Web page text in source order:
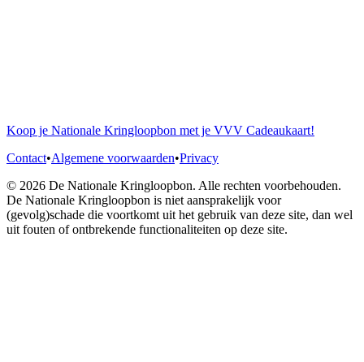
Koop je Nationale Kringloopbon met je VVV Cadeaukaart!
Contact•Algemene voorwaarden•Privacy
© 2026 De Nationale Kringloopbon. Alle rechten voorbehouden.
De Nationale Kringloopbon is niet aansprakelijk voor
(gevolg)schade die voortkomt uit het gebruik van deze site, dan wel
uit fouten of ontbrekende functionaliteiten op deze site.